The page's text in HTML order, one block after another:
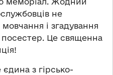
не
і згадування
посестер. Це священна
з гірсько-